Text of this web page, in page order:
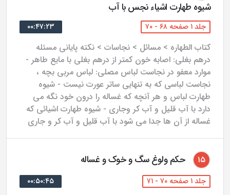
شیوه طهارت اشیاء نجس با آب
جلد ۱ صفحه ۶۸ - ۷۰ ۰۰:۴۷:۲۳
کتاب الطهاره > مسائل > نجاسات > نکته پایانی مسئله
درهم بغلی: اصابه خون کمتر از درهم بغلی با مایع طاهر -
موارد معفو در نجاست لباس مصلی: لباس مربی بچه ،
نجاست لباسی که به تنهایی ساتر عورت نیست - شیوه
طهارت لباس و هر آنچه که غساله را درون خود نگه می
دارد با آب قلیل و آب کر وجاری - شیوه طهارت اشیائی که
غساله از آن ها جدا می شود با آب قلیل و آب کر و جاری
۱۵ حکم ولوغ سگ و خوک و غساله
جلد ۱ صفحه ۷۰ - ۷۱ ۰۰:۵۰:۴۵